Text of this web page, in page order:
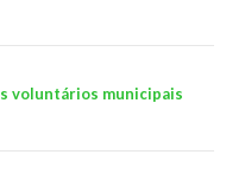
voluntários municipais